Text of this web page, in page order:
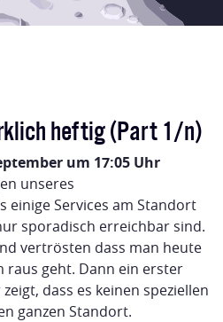
heftig (Part 1/n)
um 17:05 Uhr
unseres
einige Services am Standort
sporadisch erreichbar sind.
vertrösten dass man heute
raus geht. Dann ein erster
dass es keinen speziellen
ganzen Standort.